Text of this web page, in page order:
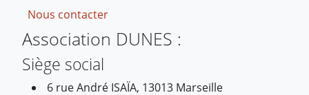
Nous contacter
Association DUNES :
Siège social
6 rue André ISAÏA, 13013 Marseille